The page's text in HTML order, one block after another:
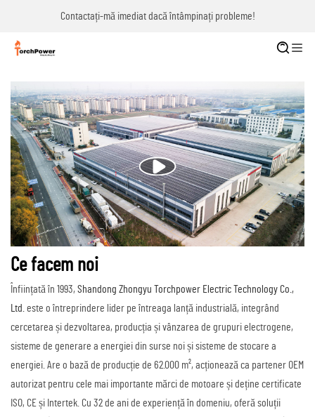
Contactați-mă imediat dacă întâmpinați probleme!
Ce facem noi
Înființată în 1993, Shandong Zhongyu Torchpower Electric Technology Co.,
Ltd. este o întreprindere lider pe întreaga lanță industrială, integrând
cercetarea și dezvoltarea, producția și vânzarea de grupuri electrogene,
sisteme de generare a energiei din surse noi și sisteme de stocare a
energiei. Are o bază de producție de 62.000 m², acționează ca partener OEM
autorizat pentru cele mai importante mărci de motoare și deține certificate
ISO, CE și Intertek. Cu 32 de ani de experiență în domeniu, oferă soluții